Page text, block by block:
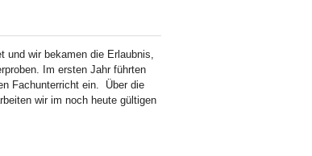
und wir bekamen die Erlaubnis,
Im ersten Jahr führten
Fachunterricht ein. Über die
wir im noch heute gültigen